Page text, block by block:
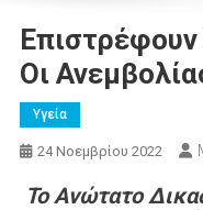
Επιστρέφουν
Οι
Υγεία
24 Νοεμβρίου 2022
Το Ανώτατο